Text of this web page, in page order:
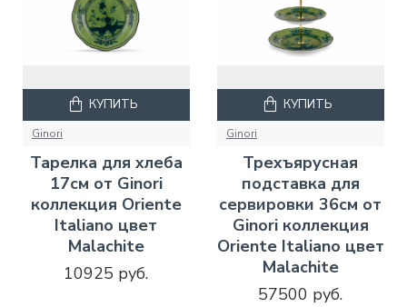
Ginori
Тарелка для хлеба
17см от Ginori
коллекция Oriente
Italiano цвет
Malachite
10925 руб.
КУПИТЬ
Ginori
Трехъярусная
подставка для
сервировки 36см от
Ginori коллекция
Oriente Italiano цвет
Malachite
57500 руб.
КУПИТЬ